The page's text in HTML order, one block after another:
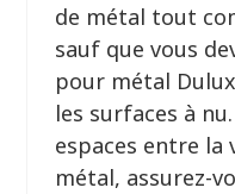
de métal tout
sauf que vous
pour métal
les surfaces à
espaces entre la
métal, assurez-